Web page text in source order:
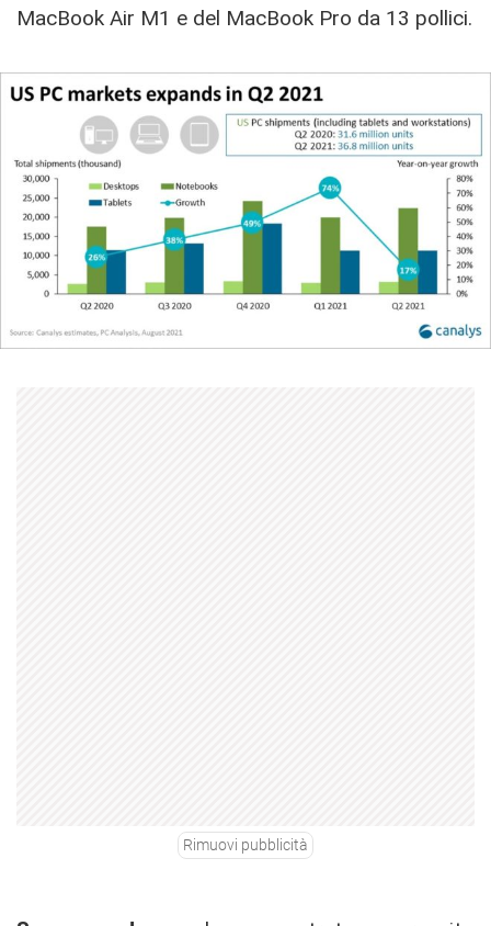
MacBook Air M1 e del MacBook Pro da 13 pollici.
Rimuovi pubblicità